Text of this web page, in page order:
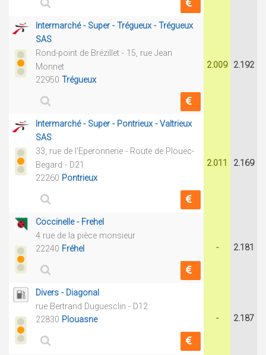
Intermarché - Super - Trégueux - Trégueux
SAS
Rond-point de Brézillet - 15, rue Jean
Monnet
22950 Trégueux
2.009 2.192
Intermarché - Super - Pontrieux - Valtrieux
SAS
33, rue de l'Eperonnerie - Route de Plouëc-
Begard - D21
22260 Pontrieux
2.011 2.169
Coccinelle - Frehel
4 rue de la pièce monsieur
22240 Fréhel - 2.181
Divers - Diagonal
rue Bertrand Duguesclin - D12
22830 Plouasne - 2.187